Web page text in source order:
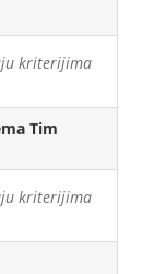
kriterijima
Tim
kriterijima